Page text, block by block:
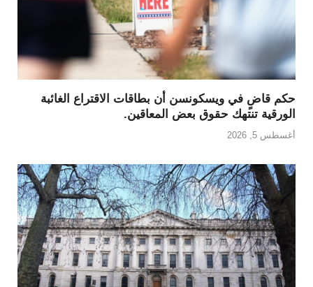
حكم قاضٍ في ويسكونسن أن بطاقات الاقتراع الغائبة
الورقية تنتهك حقوق بعض المعاقين.
أغسطس 5, 2026